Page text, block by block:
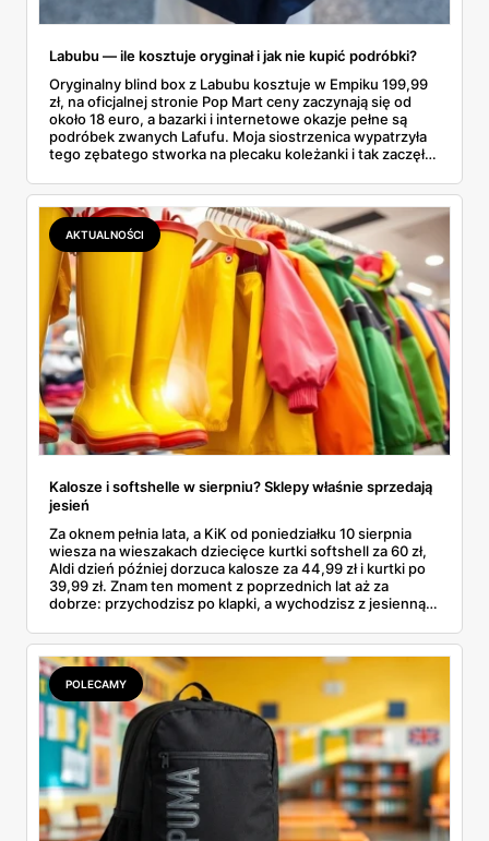
Labubu — ile kosztuje oryginał i jak nie kupić podróbki?
Oryginalny blind box z Labubu kosztuje w Empiku 199,99
zł, na oficjalnej stronie Pop Mart ceny zaczynają się od
około 18 euro, a bazarki i internetowe okazje pełne są
podróbek zwanych Lafufu. Moja siostrzenica wypatrzyła
tego zębatego stworka na plecaku koleżanki i tak zaczęło
kosztuje i po czym poznać, że sprzedawca nie wciska nam
podróbki. Spisałam wszystko, czego się dowiedziałam —
łącznie z jedną wpadką, o której za chwilę.
AKTUALNOŚCI
Kalosze i softshelle w sierpniu? Sklepy właśnie sprzedają
jesień
Za oknem pełnia lata, a KiK od poniedziałku 10 sierpnia
wiesza na wieszakach dziecięce kurtki softshell za 60 zł,
Aldi dzień później dorzuca kalosze za 44,99 zł i kurtki po
39,99 zł. Znam ten moment z poprzednich lat aż za
dobrze: przychodzisz po klapki, a wychodzisz z jesienną
pojawi się w gazetkach w przyszłym tygodniu i czy jest
sens kupować jesień, zanim skończą się wakacje.
POLECAMY